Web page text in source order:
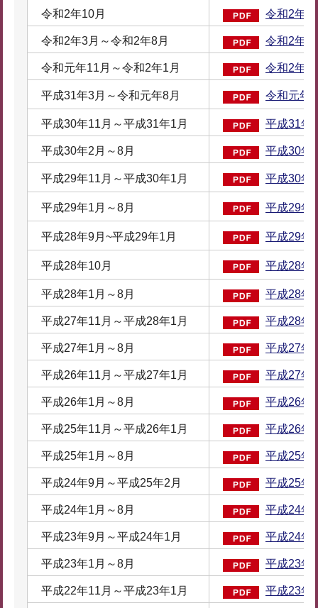
令和2年10月 令和2年
令和2年3月～令和2年8月 令和2年9
令和元年11月～令和2年1月 令和2年2
平成31年3月～令和元年8月 令和元年
平成30年11月～平成31年1月 平成31年
平成30年2月～8月 平成30年
平成29年11月～平成30年1月 平成30年
平成29年1月～8月 平成29年
平成28年9月~平成29年1月 平成29年
平成28年10月 平成28年
平成28年1月～8月 平成28年
平成27年11月～平成28年1月 平成28年
平成27年1月～8月 平成27年
平成26年11月～平成27年1月 平成27年
平成26年1月～8月 平成26年
平成25年11月～平成26年1月 平成26年
平成25年1月～8月 平成25年
平成24年9月～平成25年2月 平成25年
平成24年1月～8月 平成24年
平成23年9月～平成24年1月 平成24年
平成23年1月～8月 平成23年
平成22年11月～平成23年1月 平成23年